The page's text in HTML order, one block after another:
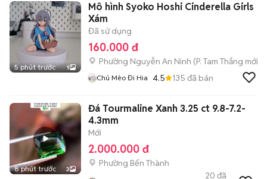
5 phút trước 1
Mô hình Syoko Hoshi Cinderella Girls
Xám
Đã sử dụng
160.000 đ
Phường Nguyễn An Ninh (P. Tam Thắng mới)
Chú Mèo Đi Hia 4.5 135 đã bán
8 phút trước 3
Đá Tourmaline Xanh 3.25 ct 9.8-7.2-
4.3mm
Mới
2.000.000 đ
Phường Bến Thành
20 đã